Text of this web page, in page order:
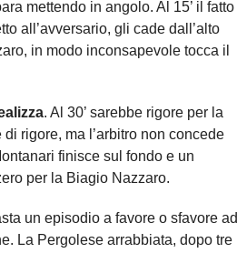
mettendo in angolo. Al 15’ il fatto
all’avversario, gli cade dall’alto
in modo inconsapevole tocca il
. Al 30’ sarebbe rigore per la
rigore, ma l’arbitro non concede
finisce sul fondo e un
per la Biagio Nazzaro.
un episodio a favore o sfavore ad
La Pergolese arrabbiata, dopo tre